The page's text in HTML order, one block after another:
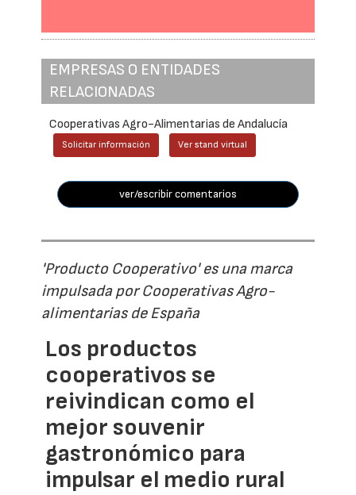
EMPRESAS O ENTIDADES
RELACIONADAS
Cooperativas Agro-Alimentarias de Andalucía
Solicitar información Ver stand virtual
ver/escribir comentarios
'Producto Cooperativo' es una marca
impulsada por Cooperativas Agro-
alimentarias de España
Los productos
cooperativos se
reivindican como el
mejor souvenir
gastronómico para
impulsar el medio rural